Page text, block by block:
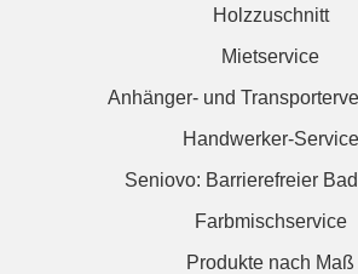
Holzzuschnitt
Mietservice
Anhänger- und
Handwerker-Service
Seniovo: Barrierefreier
Farbmischservice
Produkte nach Maß